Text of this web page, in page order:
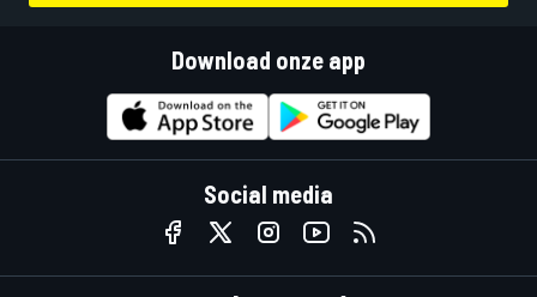
Download onze app
Social media